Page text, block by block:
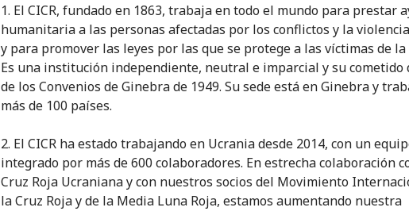
1. El CICR, fundado en 1863, trabaja en todo el mundo para prestar
humanitaria a las personas afectadas por los conflictos y la
y para promover las leyes por las que se protege a las víctimas de
Es una institución independiente, neutral e imparcial y su cometido
de los Convenios de Ginebra de 1949. Su sede está en Ginebra y
más de 100 países.
2. El CICR ha estado trabajando en Ucrania desde 2014, con un
integrado por más de 600 colaboradores. En estrecha colaboración
Cruz Roja Ucraniana y con nuestros socios del Movimiento
la Cruz Roja y de la Media Luna Roja, estamos aumentando nuestra